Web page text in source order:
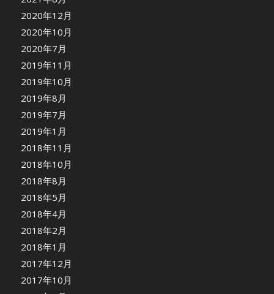
2020年12月
2020年10月
2020年7月
2019年11月
2019年10月
2019年8月
2019年7月
2019年1月
2018年11月
2018年10月
2018年8月
2018年5月
2018年4月
2018年2月
2018年1月
2017年12月
2017年10月